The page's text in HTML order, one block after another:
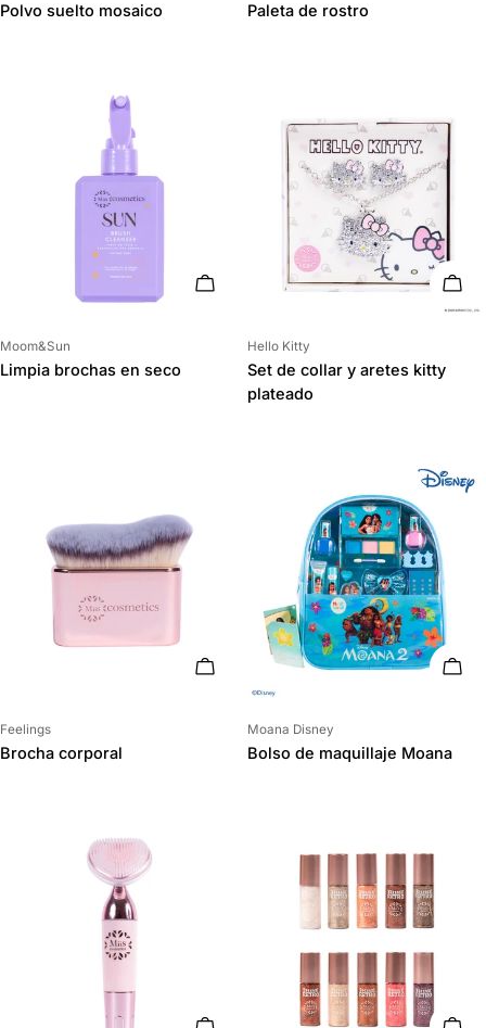
Polvo suelto mosaico Paleta de rostro
AÑADIR AL CARRITO
Proveedor:
Moom&Sun
Limpia brochas en seco
Proveedor:
Hello Kitty
Set de collar y aretes kitty
plateado
AÑADIR AL CARRITO
Proveedor:
Feelings
Brocha corporal
Proveedor:
Moana Disney
Bolso de maquillaje Moana